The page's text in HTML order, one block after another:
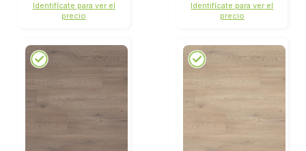
Identifícate para ver el
precio
Identifícate para ver el
precio